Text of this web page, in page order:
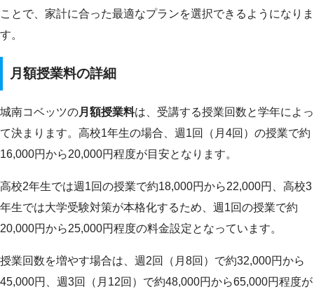
ことで、家計に合った最適なプランを選択できるようになりま
す。
月額授業料の詳細
城南コベッツの月額授業料は、受講する授業回数と学年によっ
て決まります。高校1年生の場合、週1回（月4回）の授業で約
16,000円から20,000円程度が目安となります。
高校2年生では週1回の授業で約18,000円から22,000円、高校3
年生では大学受験対策が本格化するため、週1回の授業で約
20,000円から25,000円程度の料金設定となっています。
授業回数を増やす場合は、週2回（月8回）で約32,000円から
45,000円、週3回（月12回）で約48,000円から65,000円程度が